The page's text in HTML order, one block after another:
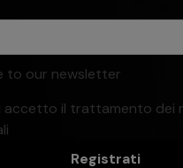
to our newsletter
accetto il trattamento dei
Registrati